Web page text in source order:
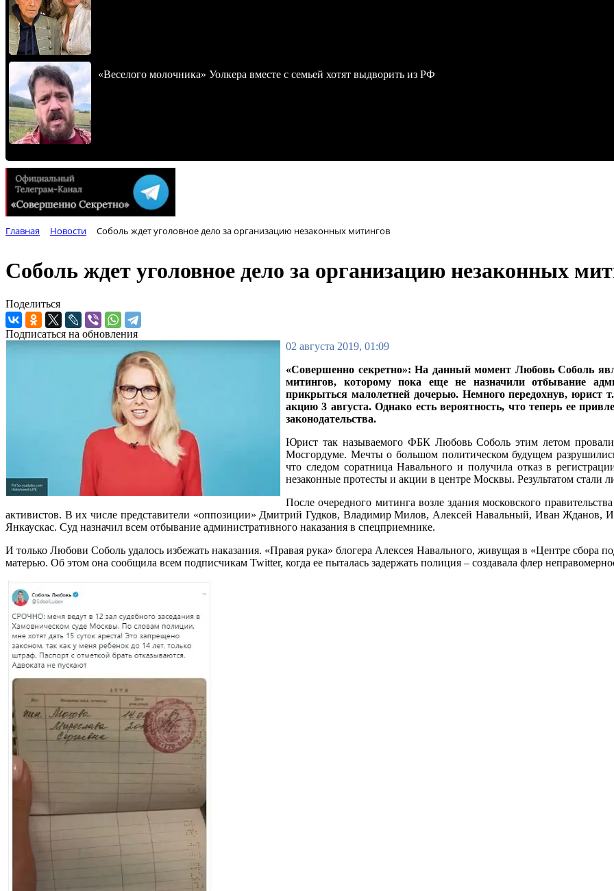
«Веселого молочника» Уолкера вместе с семьей хотят выдворить из РФ
Главная Новости Соболь ждет уголовное дело за организацию незаконных митингов
Соболь ждет уголовное дело за организацию незаконных
Поделиться
Подписаться на обновления
02 августа 2019, 01:09
«Совершенно секретно»: На данный момент Любовь Соболь
митингов, которому пока еще не назначили отбывание
прикрыться малолетней дочерью. Немного передохнув,
акцию 3 августа. Однако есть вероятность, что теперь ее
законодательства.
Юрист так называемого ФБК Любовь Соболь этим летом
Мосгордуме. Мечты о большом политическом будущем
что следом соратница Навального и получила отказ в
незаконные протесты и акции в центре Москвы. Результатом стали
После очередного митинга возле здания московского
активистов. В их числе представители «оппозиции» Дмитрий Гудков, Владимир Милов, Алексей Навальный, Иван
Янкаускас. Суд назначил всем отбывание административного наказания в спецприемнике.
И только Любови Соболь удалось избежать наказания. «Правая рука» блогера Алексея Навального, живущая в «Центре сбора
матерью. Об этом она сообщила всем подписчикам Twitter, когда ее пыталась задержать полиция – создавала флер